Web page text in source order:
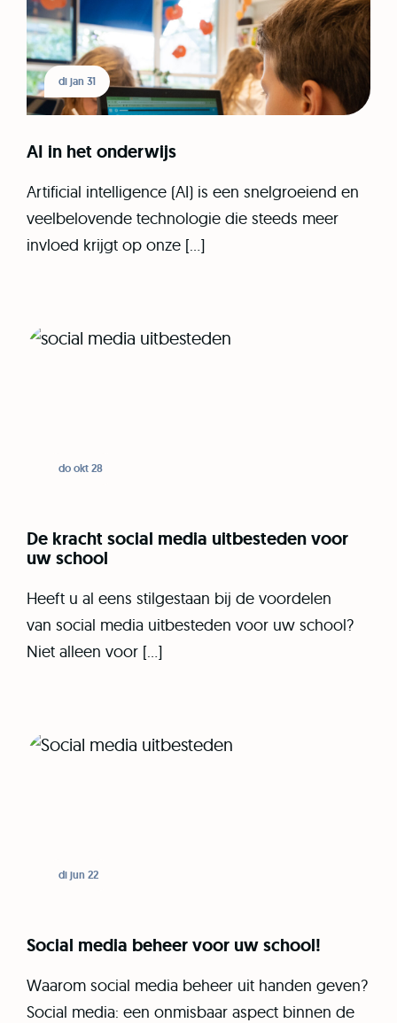
di jan 31
AI in het onderwijs
Artificial intelligence (AI) is een snelgroeiend en
veelbelovende technologie die steeds meer
invloed krijgt op onze […]
do okt 28
De kracht social media uitbesteden voor
uw school
Heeft u al eens stilgestaan bij de voordelen
van social media uitbesteden voor uw school?
Niet alleen voor […]
di jun 22
Social media beheer voor uw school!
Waarom social media beheer uit handen geven?
Social media: een onmisbaar aspect binnen de